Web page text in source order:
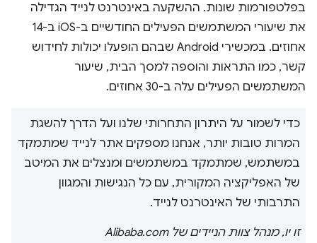
בפלטפורמות שונות. ההשקעה באינטרנט לנייד הגדילה
את שיעורי המשתמשים הפעילים החודשיים ב-iOS ב-14
אחוזים. במכשירי Android שבהם הופעלו יכולות לחידוש
קשר, כמו התראות והוספה למסך הבית, שיעור
המשתמשים הפעילים עלה ב-30 אחוזים.
כדי לשמור על היתרון התחרותי שלנו ועל הדרך להשגת
המרות טובות יותר, אנחנו מספקים אתר לנייד שמתמקד
במשתמש, שמתמקד במשתמשים ומנצלים את המיטב
של האפליקציה המקורית, עם כל הנגישות והמגוון
התרבותי של האינטרנט לנייד.
זו יו, מנהל צוות הניידים של Alibaba.com